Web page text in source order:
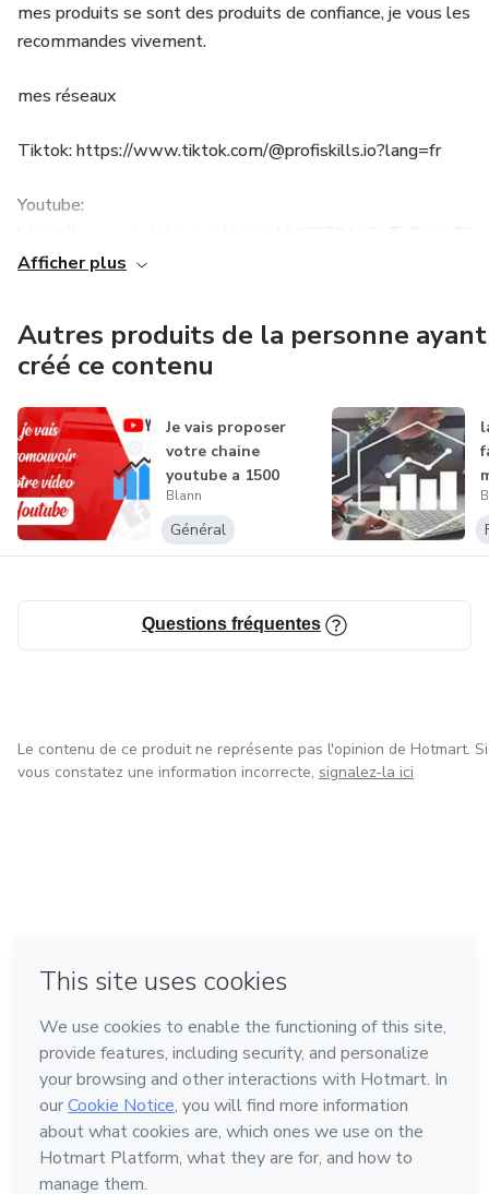
mes produits se sont des produits de confiance, je vous les
recommandes vivement.
mes réseaux
Tiktok: https://www.tiktok.com/@profiskills.io?lang=fr
Youtube:
mes réseaux
Tiktok: https://www.tiktok.com/@nej_profiskills?lang=fr
Youtube:
https://www.youtube.com/channel/
&gt;Tiktok: https://www.tiktok.com/@hasheur_kink?
Afficher plus
Autres produits de la personne ayant
créé ce contenu
Je vais proposer
votre chaine
youtube a 1500
personnes
Blann
Général
Questions fréquentes
Le contenu de ce produit ne représente pas l'opinion de Hotmart. Si
vous constatez une information incorrecte, signalez-la ici
Fait avec ❤ à Belo Horizonte
Découvrez Hotmart
Langue
Français